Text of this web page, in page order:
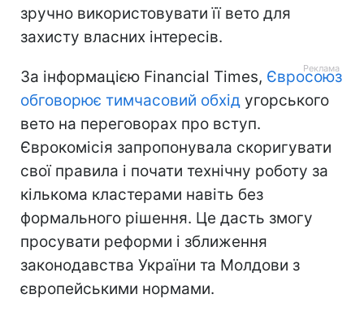
зручно використовувати її вето для
захисту власних інтересів.
За інформацією Financial Times, Євросоюз
обговорює тимчасовий обхід угорського
вето на переговорах про вступ.
Єврокомісія запропонувала скоригувати
свої правила і почати технічну роботу за
кількома кластерами навіть без
формального рішення. Це дасть змогу
просувати реформи і зближення
законодавства України та Молдови з
європейськими нормами.